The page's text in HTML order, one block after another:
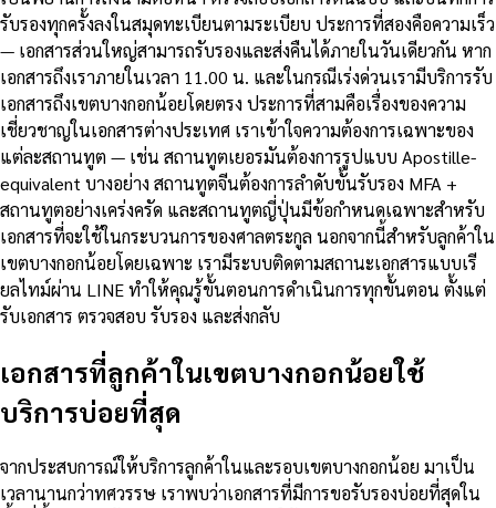
รับรองทุกครั้งลงในสมุดทะเบียนตามระเบียบ ประการที่สองคือความเร็ว
— เอกสารส่วนใหญ่สามารถรับรองและส่งคืนได้ภายในวันเดียวกัน หาก
เอกสารถึงเราภายในเวลา 11.00 น. และในกรณีเร่งด่วนเรามีบริการรับ
เอกสารถึงเขตบางกอกน้อยโดยตรง ประการที่สามคือเรื่องของความ
เชี่ยวชาญในเอกสารต่างประเทศ เราเข้าใจความต้องการเฉพาะของ
แต่ละสถานทูต — เช่น สถานทูตเยอรมันต้องการรูปแบบ Apostille-
equivalent บางอย่าง สถานทูตจีนต้องการลำดับขั้นรับรอง MFA +
สถานทูตอย่างเคร่งครัด และสถานทูตญี่ปุ่นมีข้อกำหนดเฉพาะสำหรับ
เอกสารที่จะใช้ในกระบวนการของศาลตระกูล นอกจากนี้สำหรับลูกค้าใน
เขตบางกอกน้อยโดยเฉพาะ เรามีระบบติดตามสถานะเอกสารแบบเรี
ยลไทม์ผ่าน LINE ทำให้คุณรู้ขั้นตอนการดำเนินการทุกขั้นตอน ตั้งแต่
รับเอกสาร ตรวจสอบ รับรอง และส่งกลับ
เอกสารที่ลูกค้าในเขตบางกอกน้อยใช้
บริการบ่อยที่สุด
จากประสบการณ์ให้บริการลูกค้าในและรอบเขตบางกอกน้อย มาเป็น
เวลานานกว่าทศวรรษ เราพบว่าเอกสารที่มีการขอรับรองบ่อยที่สุดใน